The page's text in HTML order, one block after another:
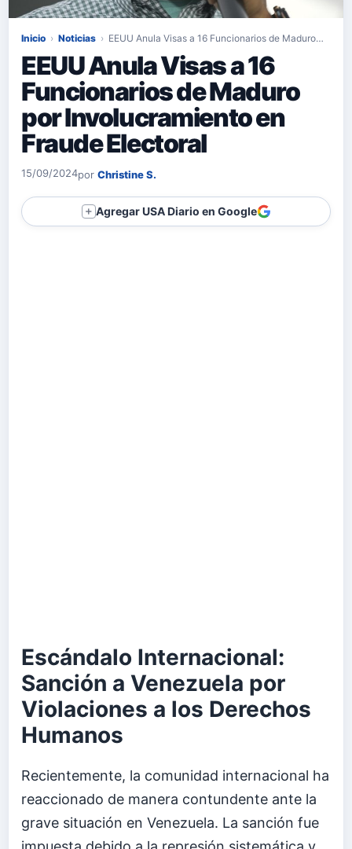
Inicio › Noticias › EEUU Anula Visas a 16 Funcionarios de Maduro…
EEUU Anula Visas a 16
Funcionarios de Maduro
por Involucramiento en
Fraude Electoral
15/09/2024por Christine S.
＋ Agregar USA Diario en Google
Escándalo Internacional:
Sanción a Venezuela por
Violaciones a los Derechos
Humanos
Recientemente, la comunidad internacional ha
reaccionado de manera contundente ante la
grave situación en Venezuela. La sanción fue